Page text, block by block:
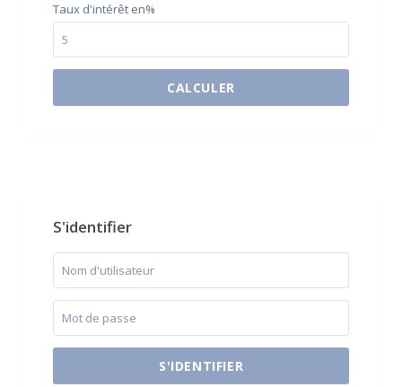
Taux d'intérêt en%
CALCULER
$500 / month
S'identifier
S'IDENTIFIER